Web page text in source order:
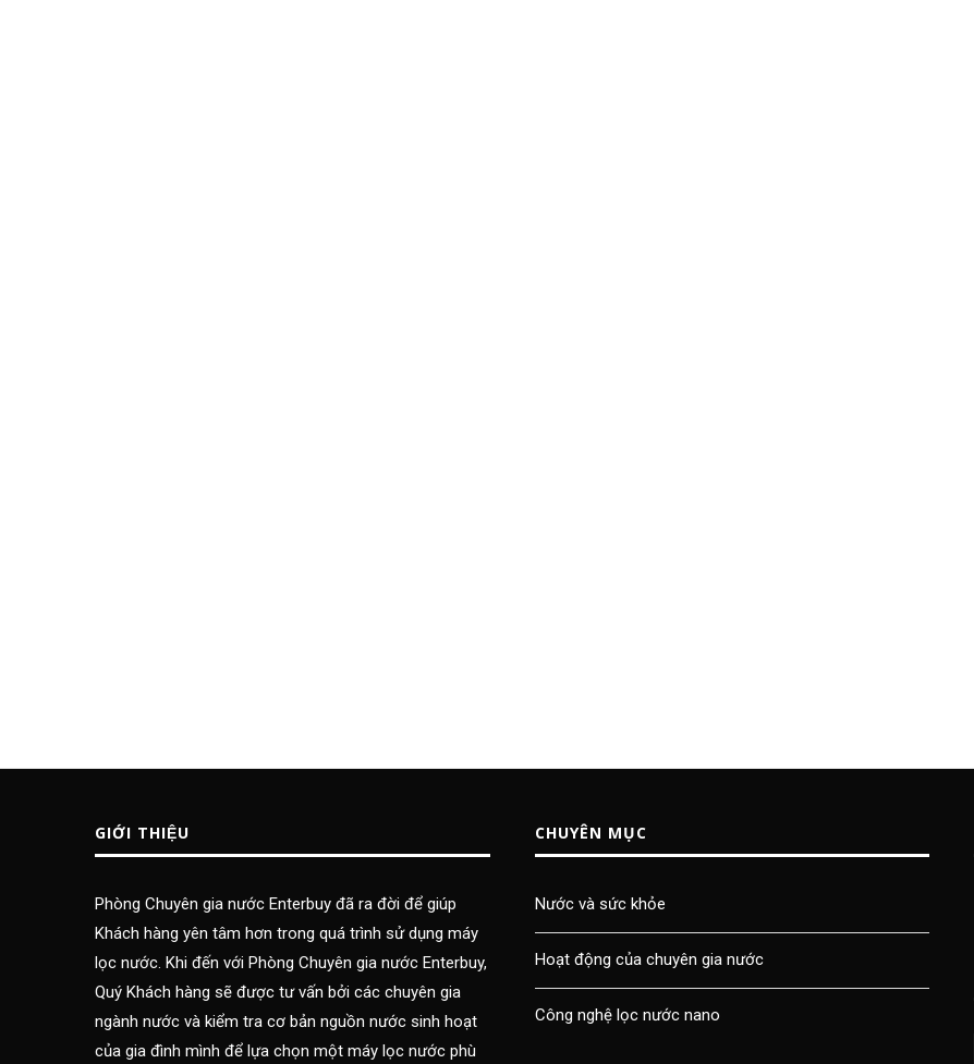
GIỚI THIỆU
Phòng Chuyên gia nước Enterbuy đã ra đời để giúp
Khách hàng yên tâm hơn trong quá trình sử dụng máy
lọc nước. Khi đến với Phòng Chuyên gia nước Enterbuy,
Quý Khách hàng sẽ được tư vấn bởi các chuyên gia
ngành nước và kiểm tra cơ bản nguồn nước sinh hoạt
của gia đình mình để lựa chọn một máy lọc nước phù
CHUYÊN MỤC
Nước và sức khỏe
Hoạt động của chuyên gia nước
Công nghệ lọc nước nano